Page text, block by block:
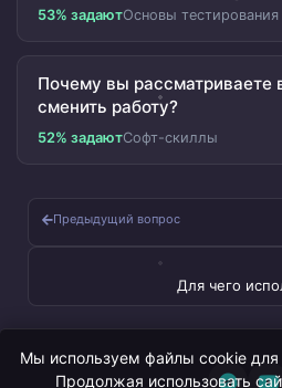
53% задаютОсновы тестирования
Почему вы рассматриваете
сменить работу?
52% задаютСофт-скиллы
Предыдущий вопрос
Для чего
Мы используем файлы cookie для
Продолжая использовать